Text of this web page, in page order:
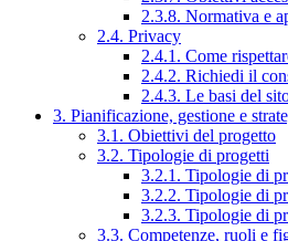
2.3.8. Normativa e
2.4. Privacy
2.4.1. Come
2.4.2. Richiedi il
2.4.3. Le basi del
3. Pianificazione, gestione e
3.1. Obiettivi del progetto
3.2. Tipologie di progetti
3.2.1. Tipologie di
3.2.2. Tipologie di
3.2.3. Tipologie di
3.3. Competenze, ruoli e